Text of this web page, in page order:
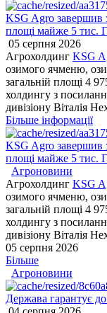
KSG Agro завершив
площі майже 5 тис.
05 серпня 2026
Агрохолдинг KSG
озимого ячменю,
загальній площі 4
холдингу з
дивізіону Віталія
Більше інформації
KSG Agro завершив
площі майже 5 тис.
Агроновини
Агрохолдинг KSG
озимого ячменю,
загальній площі 4
холдингу з
дивізіону Віталія
05 серпня 2026
Більше
Агроновини
Держава гарантує